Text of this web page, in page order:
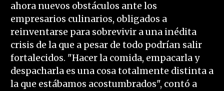
ahora nuevos obstáculos ante los
empresarios culinarios, obligados a
reinventarse para sobrevivir a una inédita
crisis de la que a pesar de todo podrían salir
fortalecidos. "Hacer la comida, empacarla y
despacharla es una cosa totalmente distinta a
la que estábamos acostumbrados", contó a